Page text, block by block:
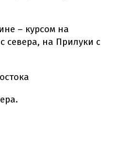
– курсом на
севера, на Прилуки с